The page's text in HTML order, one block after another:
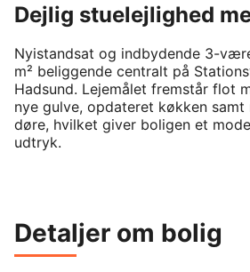
Dejlig stuelejlighed
Nyistandsat og indbydende 3-
m² beliggende centralt på
Hadsund. Lejemålet fremstår flot
nye gulve, opdateret køkken samt
døre, hvilket giver boligen et
udtryk.
stue giver god plads til både
sofaområde, mens køkkenet
Detaljer om bolig